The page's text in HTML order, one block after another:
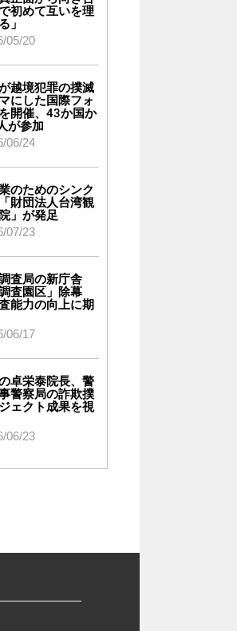
初めて互いを理
」
05/20
越境犯罪の撲滅
にした国際フォ
開催、43か国か
が参加
06/24
のためのシンク
財団法人台湾観
」が発足
07/23
査局の新庁舎
調査園区」除幕
能力の向上に期
06/17
卓栄泰院長、警
警察局の詐欺撲
ェクト成果を視
06/23